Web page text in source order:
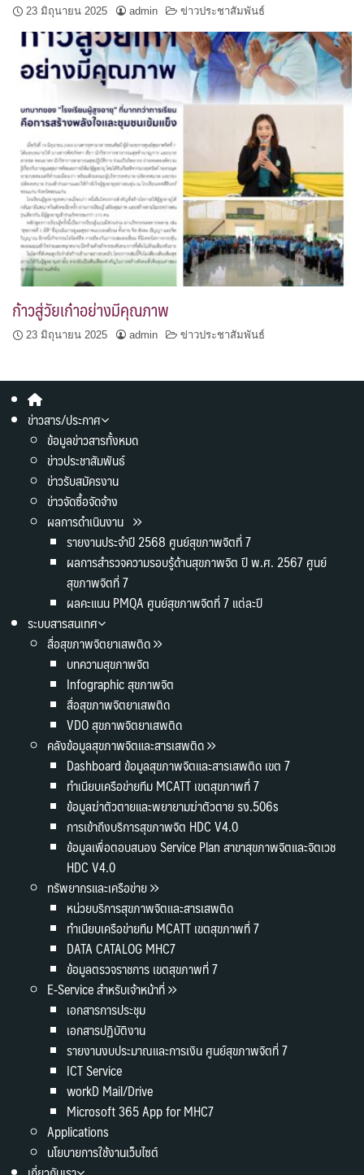
23 มิถุนายน 2025 admin ข่าวประชาสัมพันธ์
ก้าวสู่วัยเก๋าอย่างมีคุณภาพ
23 มิถุนายน 2025 admin ข่าวประชาสัมพันธ์
ข่าวสาร/ประกาศ
ข้อมูลข่าวสารทั้งหมด
ข่าวประชาสัมพันธ์
ข่าวรับสมัครงาน
ข่าวจัดซื้อจัดจ้าง
ผลการดำเนินงาน
รายงานประจำปี 2568 ศูนย์สุขภาพจิตที่ 7
ผลการสำรวจความรอบรู้ด้านสุขภาพจิต ปี พ.ศ. 2567 ศูนย์
สุขภาพจิตที่ 7
ผลคะแนน PMQA ศูนย์สุขภาพจิตที่ 7 แต่ละปี
ระบบสารสนเทศ
สื่อสุขภาพจิตยาเสพติด
บทความสุขภาพจิต
Infographic สุขภาพจิต
สื่อสุขภาพจิตยาเสพติด
VDO สุขภาพจิตยาเสพติด
คลังข้อมูลสุขภาพจิตและสารเสพติด
Dashboard ข้อมูลสุขภาพจิตและสารเสพติด เขต 7
ทำเนียบเครือข่ายทีม MCATT เขตสุขภาพที่ 7
ข้อมูลฆ่าตัวตายและพยายามฆ่าตัวตาย รง.506s
การเข้าถึงบริการสุขภาพจิต HDC V4.0
ข้อมูลเพื่อตอบสนอง Service Plan สาขาสุขภาพจิตและจิตเวช
HDC V4.0
ทรัพยากรและเครือข่าย
หน่วยบริการสุขภาพจิตและสารเสพติด
ทำเนียบเครือข่ายทีม MCATT เขตสุขภาพที่ 7
DATA CATALOG MHC7
ข้อมูลตรวจราชการ เขตสุขภาพที่ 7
E-Service สำหรับเจ้าหน้าที่
เอกสารการประชุม
เอกสารปฏิบัติงาน
รายงานงบประมาณและการเงิน ศูนย์สุขภาพจิตที่ 7
ICT Service
workD Mail/Drive
Microsoft 365 App for MHC7
Applications
นโยบายการใช้งานเว็บไซต์